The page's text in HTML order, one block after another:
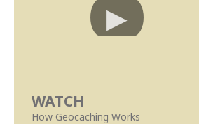
WATCH
How Geocaching Works